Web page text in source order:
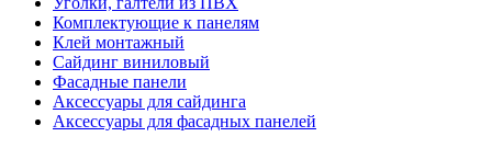
Комплектующие к панелям
Клей монтажный
Сайдинг виниловый
Фасадные панели
Аксессуары для сайдинга
Аксессуары для фасадных панелей